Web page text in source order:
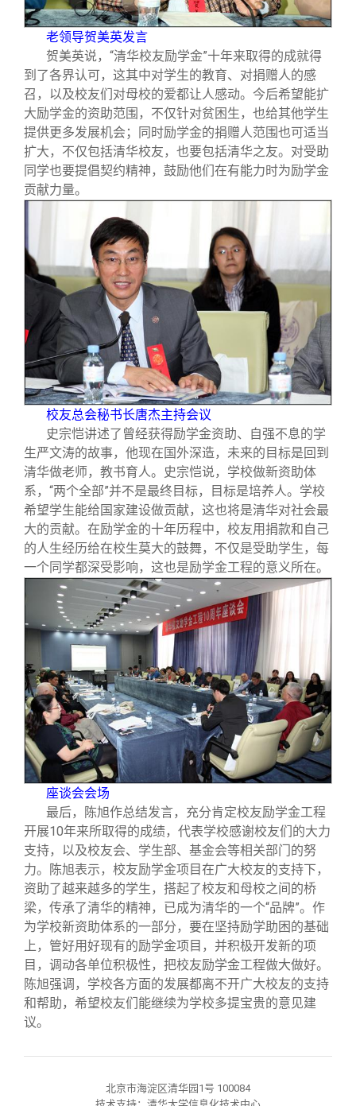
老领导贺美英发言
贺美英说，“清华校友励学金”十年来取得的成就得
到了各界认可，这其中对学生的教育、对捐赠人的感
召，以及校友们对母校的爱都让人感动。今后希望能扩
大励学金的资助范围，不仅针对贫困生，也给其他学生
提供更多发展机会；同时励学金的捐赠人范围也可适当
扩大，不仅包括清华校友，也要包括清华之友。对受助
同学也要提倡契约精神，鼓励他们在有能力时为励学金
贡献力量。
校友总会秘书长唐杰主持会议
史宗恺讲述了曾经获得励学金资助、自强不息的学
生严文涛的故事，他现在国外深造，未来的目标是回到
清华做老师，教书育人。史宗恺说，学校做新资助体
系，“两个全部”并不是最终目标，目标是培养人。学校
希望学生能给国家建设做贡献，这也将是清华对社会最
大的贡献。在励学金的十年历程中，校友用捐款和自己
的人生经历给在校生莫大的鼓舞，不仅是受助学生，每
一个同学都深受影响，这也是励学金工程的意义所在。
座谈会会场
最后，陈旭作总结发言，充分肯定校友励学金工程
开展10年来所取得的成绩，代表学校感谢校友们的大力
支持，以及校友会、学生部、基金会等相关部门的努
力。陈旭表示，校友励学金项目在广大校友的支持下，
资助了越来越多的学生，搭起了校友和母校之间的桥
梁，传承了清华的精神，已成为清华的一个“品牌”。作
为学校新资助体系的一部分，要在坚持励学助困的基础
上，管好用好现有的励学金项目，并积极开发新的项
目，调动各单位积极性，把校友励学金工程做大做好。
陈旭强调，学校各方面的发展都离不开广大校友的支持
和帮助，希望校友们能继续为学校多提宝贵的意见建
议。
北京市海淀区清华园1号 100084